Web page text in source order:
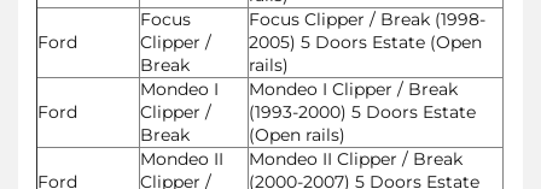
Ford
Focus
Clipper /
Break
Focus Clipper / Break (1998-
2005) 5 Doors Estate (Open
rails)
Ford
Mondeo I
Clipper /
Break
Mondeo I Clipper / Break
(1993-2000) 5 Doors Estate
(Open rails)
Ford
Mondeo II
Clipper /
Mondeo II Clipper / Break
(2000-2007) 5 Doors Estate